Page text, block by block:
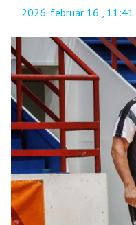
2026. február 16., 11:41